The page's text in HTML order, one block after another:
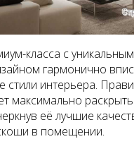
класса с
гармонично
стили интерьера.
максимально
её лучшие
в помещении.